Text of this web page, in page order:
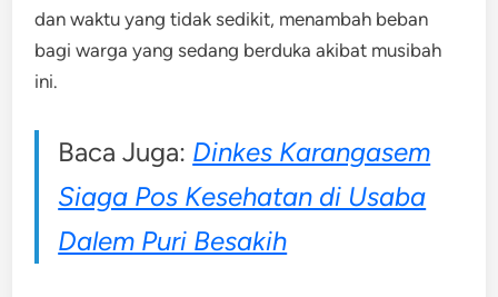
dan waktu yang tidak sedikit, menambah beban
bagi warga yang sedang berduka akibat musibah
ini.
Baca Juga: Dinkes Karangasem
Siaga Pos Kesehatan di Usaba
Dalem Puri Besakih